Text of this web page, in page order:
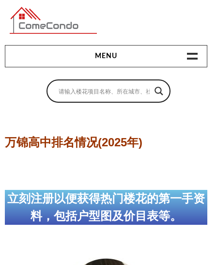
多伦多最新最全的楼花搜索引擎
MENU
地产相关
卖房指南
租房指南
查询房源
万锦高中排名情况(2025年)
立刻注册以便获得热门楼花的第一手资
料，包括户型图及价目表等。